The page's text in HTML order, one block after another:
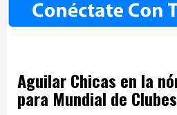
Aguilar Chicas en la
para Mundial de Clubes